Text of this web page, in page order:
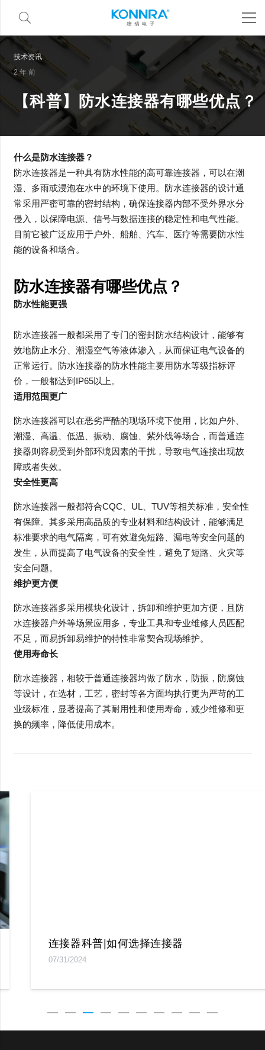
技术资讯
2 年 前
【科普】防水连接器有哪些优点？
什么是防水连接器？
防水连接器是一种具有防水性能的高可靠连接器，可以在潮
湿、多雨或浸泡在水中的环境下使用。防水连接器的设计通
常采用严密可靠的密封结构，确保连接器内部不受外界水分
侵入，以保障电源、信号与数据连接的稳定性和电气性能。
目前它被广泛应用于户外、船舶、汽车、医疗等需要防水性
能的设备和场合。
防水连接器有哪些优点？
防水性能更强
防水连接器一般都采用了专门的密封防水结构设计，能够有
效地防止水分、潮湿空气等液体渗入，从而保证电气设备的
正常运行。防水连接器的防水性能主要用防水等级指标评
价，一般都达到IP65以上。
适用范围更广
防水连接器可以在恶劣严酷的现场环境下使用，比如户外、
潮湿、高温、低温、振动、腐蚀、紫外线等场合，而普通连
接器则容易受到外部环境因素的干扰，导致电气连接出现故
障或者失效。
安全性更高
防水连接器一般都符合CQC、UL、TUV等相关标准，安全性
有保障。其多采用高品质的专业材料和结构设计，能够满足
标准要求的电气隔离，可有效避免短路、漏电等安全问题的
发生，从而提高了电气设备的安全性，避免了短路、火灾等
安全问题。
维护更方便
防水连接器多采用模块化设计，拆卸和维护更加方便，且防
水连接器户外等场景应用多，专业工具和专业维修人员匹配
不足，而易拆卸易维护的特性非常契合现场维护。
使用寿命长
防水连接器，相较于普通连接器均做了防水，防振，防腐蚀
等设计，在选材，工艺，密封等各方面均执行更为严苛的工
业级标准，显著提高了其耐用性和使用寿命，减少维修和更
换的频率，降低使用成本。
连接器科普|如何选择连接器
07/31/2024